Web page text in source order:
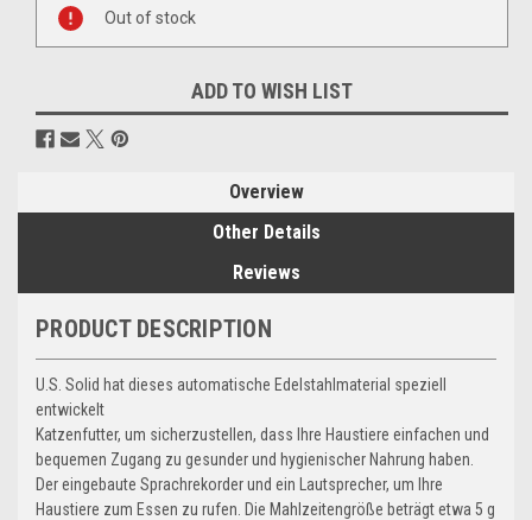
Stock:
Out of stock
ADD TO WISH LIST
Overview
Other Details
Reviews
PRODUCT DESCRIPTION
U.S. Solid hat dieses automatische Edelstahlmaterial speziell
entwickelt
Katzenfutter, um sicherzustellen, dass Ihre Haustiere einfachen und
bequemen Zugang zu gesunder und hygienischer Nahrung haben.
Der eingebaute Sprachrekorder und ein Lautsprecher, um Ihre
Haustiere zum Essen zu rufen. Die Mahlzeitengröße beträgt etwa 5 g